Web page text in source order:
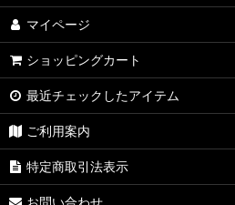
マイページ
ショッピングカート
最近チェックしたアイテム
ご利用案内
特定商取引法表示